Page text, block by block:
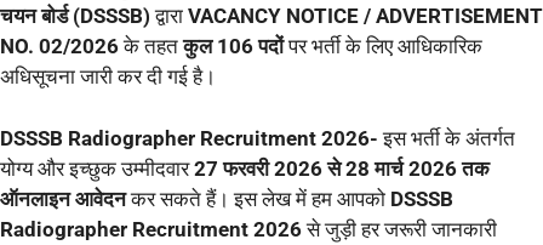
चयन बोर्ड (DSSSB) द्वारा VACANCY NOTICE / ADVERTISEMENT
NO. 02/2026के तहतकुल 106 पदोंपर भर्ती के लिए आधिकारिक
अधिसूचना जारी कर दी गई है।
DSSSB Radiographer Recruitment 2026- इस भर्ती के अंतर्गत
योग्य और इच्छुक उम्मीदवार27 फरवरी 2026 से 28 मार्च 2026 तक
ऑनलाइन आवेदनकर सकते हैं। इस लेख में हम आपको DSSSB
Radiographer Recruitment 2026से जुड़ी हर जरूरी जानकारी